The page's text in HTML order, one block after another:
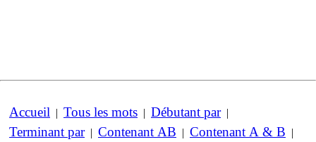
Accueil | Tous les mots | Débutant par|
Terminant par| Contenant AB | Contenant A & B |